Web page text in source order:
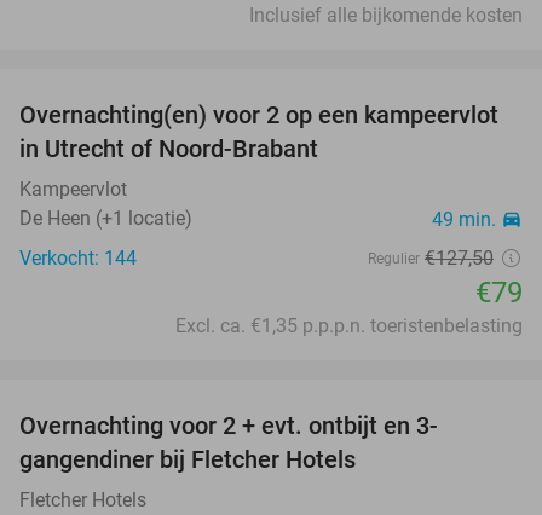
Inclusief alle bijkomende kosten
38%
Overnachting(en) voor 2 op een kampeervlot
in Utrecht of Noord-Brabant
Kampeervlot
De Heen (+1 locatie)
49 min. directions_car
Verkocht: 144 Regulier €127,50
€79
Excl. ca. €1,35 p.p.p.n. toeristenbelasting
Overnachting voor 2 + evt. ontbijt en 3-
gangendiner bij Fletcher Hotels
Fletcher Hotels